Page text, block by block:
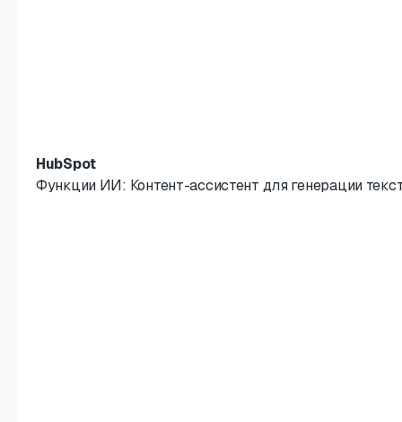
HubSpot
Функции ИИ: Контент-ассистент для генерации